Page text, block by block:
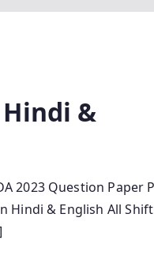
Hindi &
2023 Question Paper
Hindi & English All